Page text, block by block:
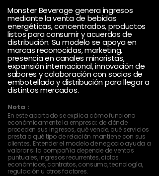
Monster Beverage genera ingresos
mediante la venta de bebidas
energéticas, concentrados, productos
listos para consumir y acuerdos de
distribución. Su modelo se apoya en
marcas reconocidas, marketing,
presencia en canales minoristas,
expansión internacional, innovación de
sabores y colaboración con socios de
embotellado y distribución para llegar a
distintos mercados.
Nota :
En este apartado se explica cómo funciona
económicamente la empresa: de dónde
proceden sus ingresos, qué vende, qué servicios
presta o qué tipo de relación mantiene con sus
clientes. Entender el modelo de negocio ayuda a
valorar si la compañía depende de ventas
puntuales, ingresos recurrentes, ciclos
económicos, contratos, consumo, tecnología,
regulación u otros factores.